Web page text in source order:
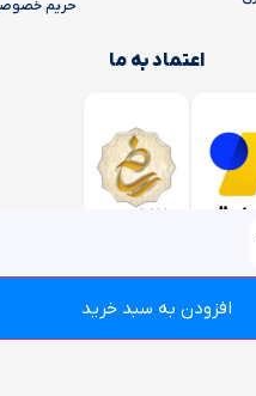
افزودن به سبد خرید
حریم
اعتماد به ما